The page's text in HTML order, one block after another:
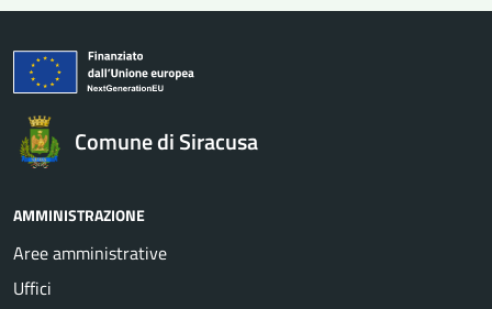
Comune di Siracusa
AMMINISTRAZIONE
Aree amministrative
Uffici